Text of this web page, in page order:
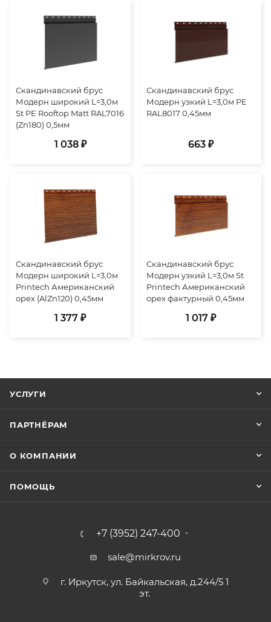
Скандинавский брус
Модерн широкий L=3,0м
St PE Rooftop Matt RAL7016
(Zn180) 0,5мм
1 038 ₽
Скандинавский брус
Модерн узкий L=3,0м PE
RAL8017 0,45мм
663 ₽
Скандинавский брус
Модерн широкий L=3,0м
Printech Американский
орех (AlZn120) 0,45мм
1 377 ₽
Скандинавский брус
Модерн узкий L=3,0м St
Printech Американский
орех фактурный 0,45мм
1 017 ₽
УСЛУГИ
ПАРТНЁРАМ
О КОМПАНИИ
ПОМОЩЬ
+7 (3952) 247-400
sale@mirkrov.ru
г. Иркутск, ул. Байкальская, д.244/5 1
эт.